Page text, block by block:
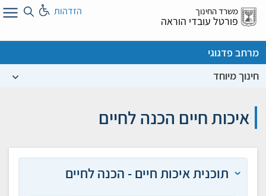
דלג
אל
משרד החינוך
פורטל עובדי הוראה
הזדהות
מרחב פדגוגי
חינוך מיוחד
איכות חיים הכנה לחיים
תוכנית איכות חיים - הכנה לחיים